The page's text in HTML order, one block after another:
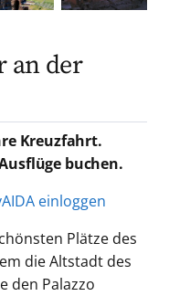
an der
Kreuzfahrt.
buchen.
einloggen
Plätze des
die Altstadt des
den Palazzo